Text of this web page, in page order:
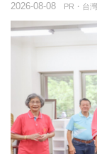
PR・台
2026-08-08